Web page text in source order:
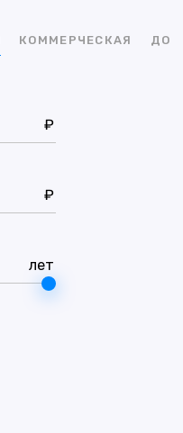
КОММЕРЧЕСКАЯ ДОМ
₽
₽
лет